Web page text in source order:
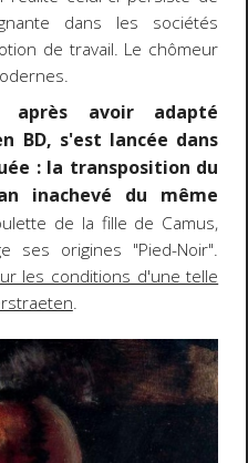
dans les sociétés
de travail. Le chômeur
après avoir adapté
BD, s'est lancée dans
: la transposition du
inachevé du même
de la fille de Camus,
ses origines "Pied-Noir".
les conditions d'une telle
.